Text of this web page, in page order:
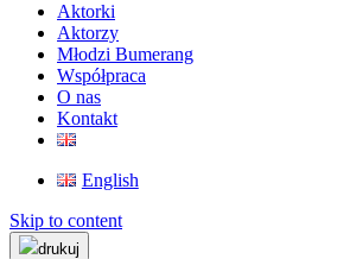
Aktorki
Aktorzy
Młodzi Bumerang
Współpraca
O nas
Kontakt
English
Skip to content
drukuj